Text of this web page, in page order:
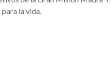
la vida.